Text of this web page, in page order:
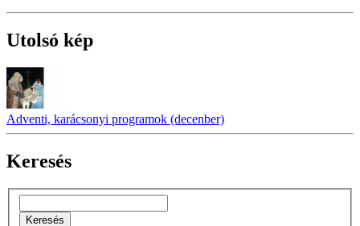
Utolsó kép
Adventi, karácsonyi programok (decenber)
Keresés